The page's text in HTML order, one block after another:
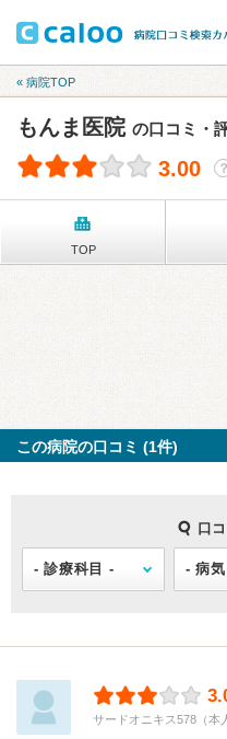
« 病院TOP
もんま医院 の口コミ・
3.00 ？
TOP
この病院の口コミ (1件)
口
サードオニキス578（本